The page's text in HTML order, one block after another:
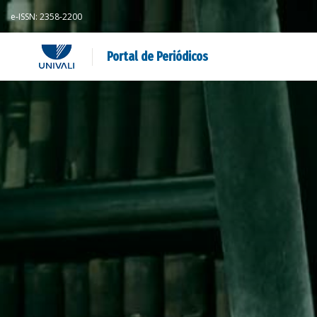
e-ISSN: 2358-2200
Portal de Periódicos